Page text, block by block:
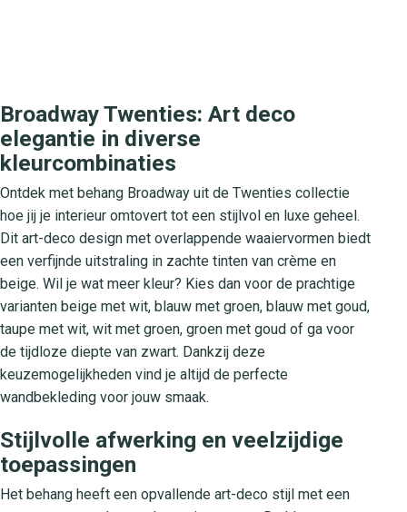
Broadway Twenties: Art deco
elegantie in diverse
kleurcombinaties
Ontdek met behang Broadway uit de Twenties collectie
hoe jij je interieur omtovert tot een stijlvol en luxe geheel.
Dit art-deco design met overlappende waaiervormen biedt
een verfijnde uitstraling in zachte tinten van crème en
beige. Wil je wat meer kleur? Kies dan voor de prachtige
varianten beige met wit, blauw met groen, blauw met goud,
taupe met wit, wit met groen, groen met goud of ga voor
de tijdloze diepte van zwart. Dankzij deze
keuzemogelijkheden vind je altijd de perfecte
wandbekleding voor jouw smaak.
Stijlvolle afwerking en veelzijdige
toepassingen
Het behang heeft een opvallende art-deco stijl met een